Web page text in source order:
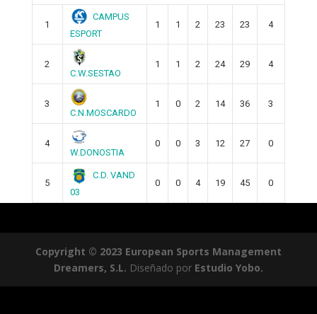
1
CAMPUS
ESPORT
1 1 2 23 23 4
2
C.W.SESTAO
1 1 2 24 29 4
3
C.N.MOSCARDO
1 0 2 14 36 3
4
W.DONOSTIA
0 0 3 12 27 0
5
C.D. VAND
03
0 0 4 19 45 0
Copyright © 2023 European Sports Management
Dreamers, S.L. Diseñado por Estudio Yobo.